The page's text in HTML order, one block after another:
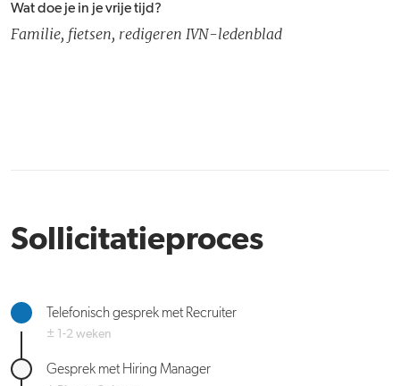
Wat doe je in je vrije tijd?
Familie, fietsen, redigeren IVN-ledenblad
Sollicitatieproces
Telefonisch gesprek met Recruiter
± 1-2 weken
Gesprek met Hiring Manager